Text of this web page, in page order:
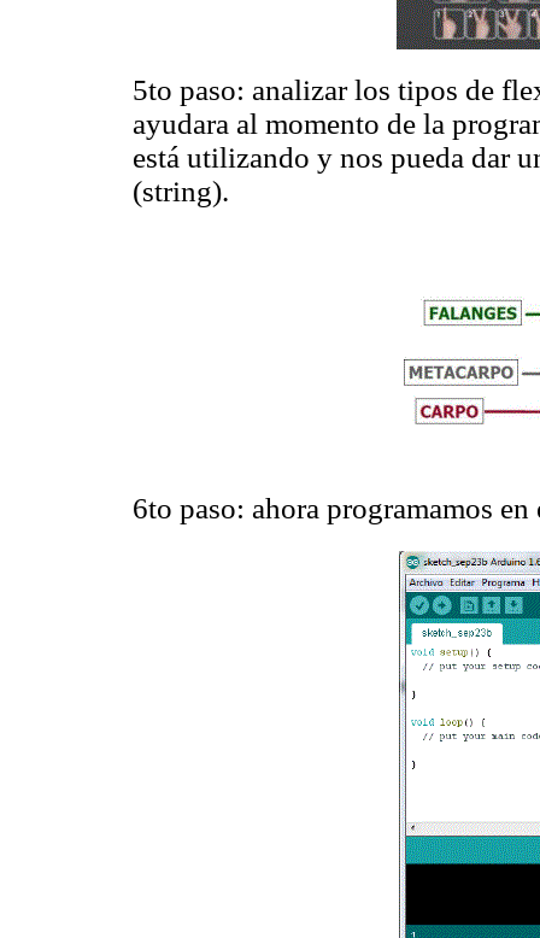
5to paso: analizar los tipos de
ayudara al momento de la
está utilizando y nos pueda dar
(string).
6to paso: ahora programamos